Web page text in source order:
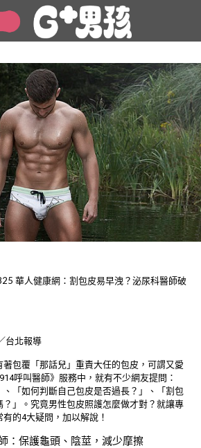
華人健康網：割包皮易早洩？泌尿科醫師破
台北報導
包覆「那話兒」重責大任的包皮，可謂又愛
呼叫醫師》服務中，就有不少網友提問：
、「如何判斷自己包皮是否過長？」、「割包
？」。究竟男性包皮照護怎麼做才對？就讓專
的4大疑問，加以解說！
：保護龜頭、陰莖，減少摩擦